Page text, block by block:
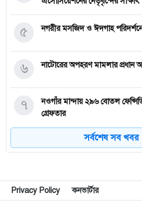
নগরীর মসজিদ ও ঈদগাহ
৫
নাটোরের অপহরণ মামলার প্রধান
৬
নওগাঁর মান্দায় ২৯৬ বোতল
গ্রেফতার
৭
কিডনি রোগে আক্রান্ত অসহায়
এসিল্যান্ড
৮
নগরীতে মাদকবিরোধী বিশেষ
ব্যবসায়ী স্বামী-স্ত্রী গ্রেপ্তার
৯
সর্বশেষ সব খবর
Privacy Policy কনভার্টার